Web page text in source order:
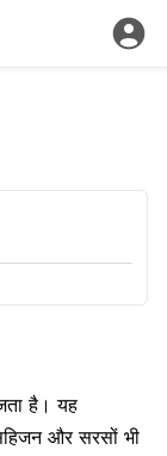
है। यह
और सरसों भी